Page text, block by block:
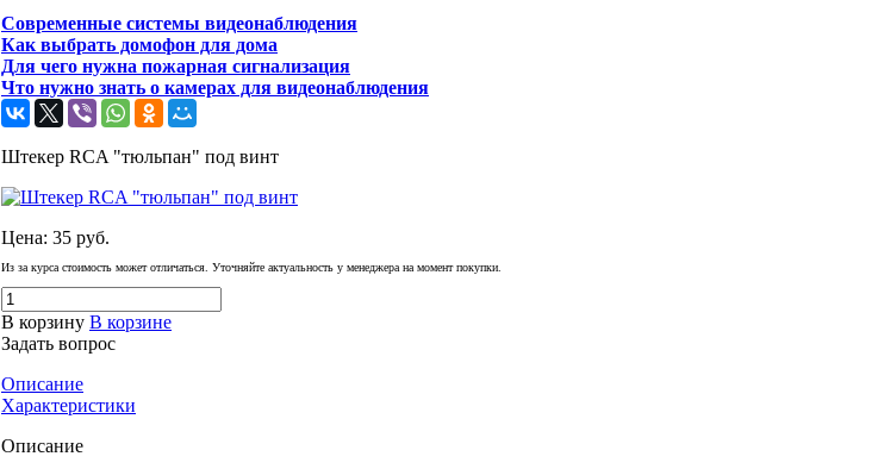
Современные системы видеонаблюдения
Как выбрать домофон для дома
Для чего нужна пожарная сигнализация
Что нужно знать о камерах для видеонаблюдения
Штекер RCA "тюльпан" под винт
Цена: 35 руб.
Из за курса стоимость может отличаться. Уточняйте актуальность у менеджера на момент покупки.
В корзину В корзине
Задать вопрос
Описание
Характеристики
Описание